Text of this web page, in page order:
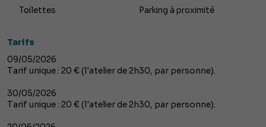
Toilettes Parking à proximité
Tarifs
09/05/2026
Tarif unique : 20 € (l'atelier de 2h30, par personne).
30/05/2026
Tarif unique : 20 € (l'atelier de 2h30, par personne).